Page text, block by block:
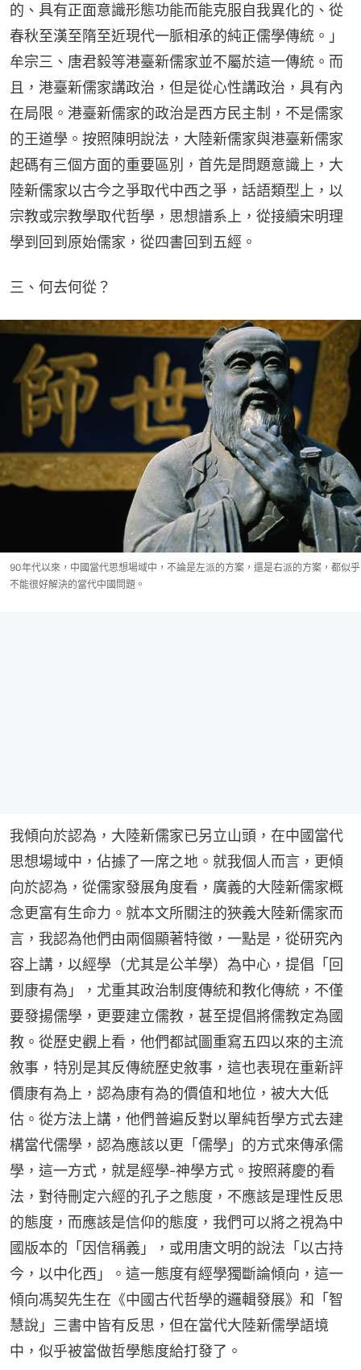
的、具有正面意識形態功能而能克服自我異化的、從
春秋至漢至隋至近現代一脈相承的純正儒學傳統。」
牟宗三、唐君毅等港臺新儒家並不屬於這一傳統。而
且，港臺新儒家講政治，但是從心性講政治，具有內
在局限。港臺新儒家的政治是西方民主制，不是儒家
的王道學。按照陳明說法，大陸新儒家與港臺新儒家
起碼有三個方面的重要區別，首先是問題意識上，大
陸新儒家以古今之爭取代中西之爭，話語類型上，以
宗教或宗教學取代哲學，思想譜系上，從接續宋明理
學到回到原始儒家，從四書回到五經。
三、何去何從？
90年代以來，中國當代思想場域中，不論是左派的方案，還是右派的方案，都似乎
不能很好解決的當代中國問題。
我傾向於認為，大陸新儒家已另立山頭，在中國當代
思想場域中，佔據了一席之地。就我個人而言，更傾
向於認為，從儒家發展角度看，廣義的大陸新儒家概
念更富有生命力。就本文所關注的狹義大陸新儒家而
言，我認為他們由兩個顯著特徵，一點是，從研究內
容上講，以經學（尤其是公羊學）為中心，提倡「回
到康有為」，尤重其政治制度傳統和教化傳統，不僅
要發揚儒學，更要建立儒教，甚至提倡將儒教定為國
教。從歷史觀上看，他們都試圖重寫五四以來的主流
敘事，特別是其反傳統歷史敘事，這也表現在重新評
價康有為上，認為康有為的價值和地位，被大大低
估。從方法上講，他們普遍反對以單純哲學方式去建
構當代儒學，認為應該以更「儒學」的方式來傳承儒
學，這一方式，就是經學-神學方式。按照蔣慶的看
法，對待刪定六經的孔子之態度，不應該是理性反思
的態度，而應該是信仰的態度，我們可以將之視為中
國版本的「因信稱義」，或用唐文明的說法「以古持
今，以中化西」。這一態度有經學獨斷論傾向，這一
傾向馮契先生在《中國古代哲學的邏輯發展》和「智
慧說」三書中皆有反思，但在當代大陸新儒學語境
中，似乎被當做哲學態度給打發了。